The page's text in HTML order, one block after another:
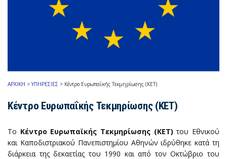
ΑΡΧΙΚΗ > ΥΠΗΡΕΣΙΕΣ > Κέντρο Ευρωπαΐκής Τεκμηρίωσης (ΚΕΤ)
Κέντρο Ευρωπαΐκής Τεκμηρίωσης (ΚΕΤ)
Το Κέντρο Ευρωπαϊκής Τεκμηρίωσης (ΚΕΤ) του Εθνικού
και Καποδιστριακού Πανεπιστημίου Αθηνών ιδρύθηκε κατά τη
διάρκεια της δεκαετίας του 1990 και από τον Οκτώβριο του